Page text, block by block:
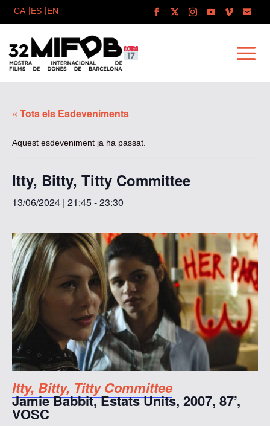
« Tots els Esdeveniments
Aquest esdeveniment ja ha passat.
Itty, Bitty, Titty Committee
13/06/2024 | 21:45-23:30
Itty, Bitty, Titty Committee
Jamie Babbit, Estats Units, 2007, 87’,
VOSC